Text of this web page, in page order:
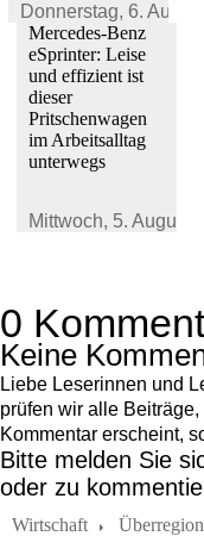
Donnerstag, 6.
Mercedes-Benz
eSprinter: Leise
und effizient ist
dieser
Pritschenwagen
im Arbeitsalltag
unterwegs
Mittwoch, 5. August
0
Keine
Liebe Leserinnen und
prüfen wir alle
Kommentar erscheint,
Bitte melden Sie
oder zu
Wirtschaft